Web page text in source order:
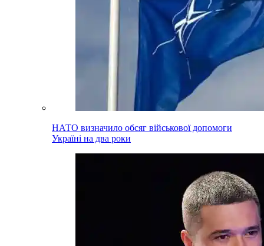
НАТО визначило обсяг військової допомоги
Україні на два роки